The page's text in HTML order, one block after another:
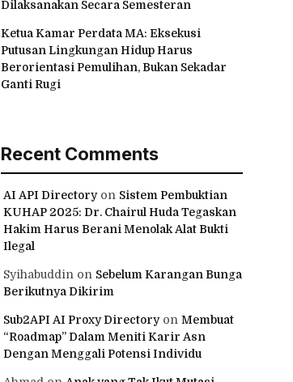
Dilaksanakan Secara Semesteran
Ketua Kamar Perdata MA: Eksekusi
Putusan Lingkungan Hidup Harus
Berorientasi Pemulihan, Bukan Sekadar
Ganti Rugi
Recent Comments
AI API Directoryon Sistem Pembuktian
KUHAP 2025: Dr. Chairul Huda Tegaskan
Hakim Harus Berani Menolak Alat Bukti
Ilegal
Syihabuddin on Sebelum Karangan Bunga
Berikutnya Dikirim
Sub2API AI Proxy Directoryon Membuat
“Roadmap” Dalam Meniti Karir Asn
Dengan Menggali Potensi Individu